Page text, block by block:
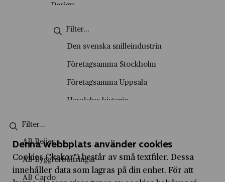
Design
Engelska
Entreprenörskap
Entreprenörskap och företagande
Film- och tv-produktion
Försäljning och kundservice
Geografi
Den svenska snilleindustrin
Företagsamma Stockholm
Företagsamma Uppsala
Handelns historia
History marketing
IVA Entreprenörskapsakademi
AB Beijer
AB Byggförbättringar
AB Cardo
Denna webbplats använder cookies
Cookies ("kakor") består av små textfiler. Dessa
innehåller data som lagras på din enhet. För att